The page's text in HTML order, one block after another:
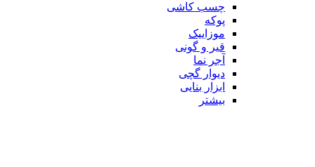
چسب کاشی
پوکه
موزاییک
قیر و گونی
آجر نما
دیوار گچی
ابزار بنایی
بیشتر